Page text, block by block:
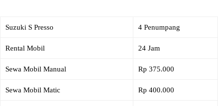
Suzuki S Presso 4 Penumpang
Rental Mobil 24 Jam
Sewa Mobil Manual Rp 375.000
Sewa Mobil Matic Rp 400.000